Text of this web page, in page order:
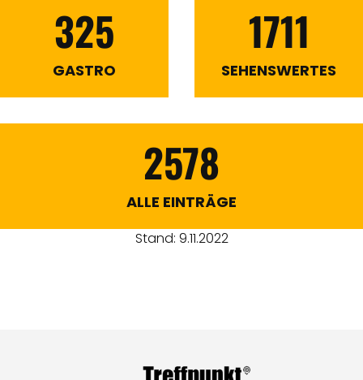
325
GASTRO
1711
SEHENSWERTES
2578
ALLE EINTRÄGE
Stand: 9.11.2022